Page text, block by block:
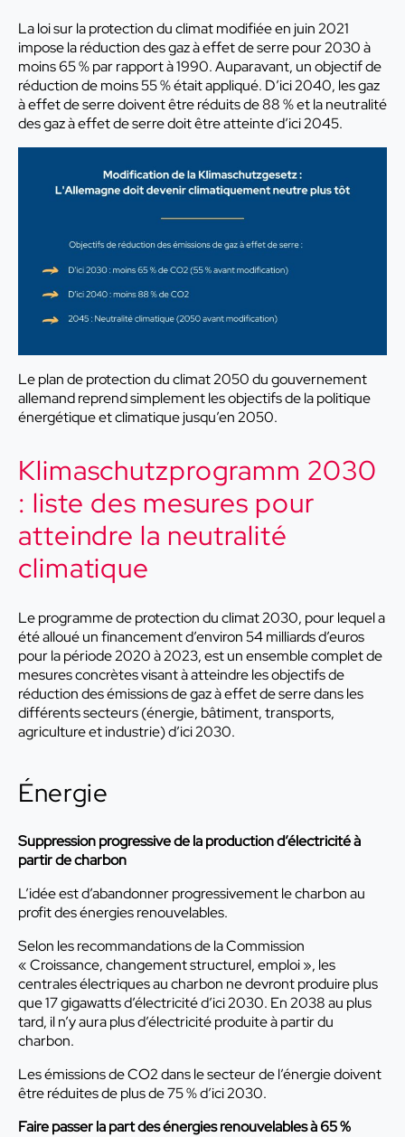
La loi sur la protection du climat modifiée en juin 2021
impose la réduction des gaz à effet de serre pour 2030 à
moins 65 % par rapport à 1990. Auparavant, un objectif de
réduction de moins 55 % était appliqué. D’ici 2040, les gaz
à effet de serre doivent être réduits de 88 % et la neutralité
des gaz à effet de serre doit être atteinte d’ici 2045.
Le plan de protection du climat 2050 du gouvernement
allemand reprend simplement les objectifs de la politique
énergétique et climatique jusqu’en 2050.
Klimaschutzprogramm 2030
: liste des mesures pour
atteindre la neutralité
climatique
Le programme de protection du climat 2030, pour lequel a
été alloué un financement d’environ 54 milliards d’euros
pour la période 2020 à 2023, est un ensemble complet de
mesures concrètes visant à atteindre les objectifs de
réduction des émissions de gaz à effet de serre dans les
différents secteurs (énergie, bâtiment, transports,
agriculture et industrie) d’ici 2030.
Énergie
Suppression progressive de la production d’électricité à
partir de charbon
L’idée est d’abandonner progressivement le charbon au
profit des énergies renouvelables.
Selon les recommandations de la Commission
« Croissance, changement structurel, emploi », les
centrales électriques au charbon ne devront produire plus
que 17 gigawatts d’électricité d’ici 2030. En 2038 au plus
tard, il n’y aura plus d’électricité produite à partir du
charbon.
Les émissions de CO2 dans le secteur de l’énergie doivent
être réduites de plus de 75 % d’ici 2030.
Faire passer la part des énergies renouvelables à 65 %